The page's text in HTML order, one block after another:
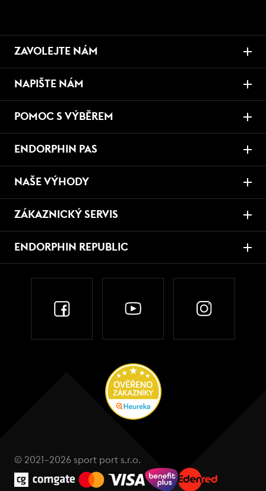
ZAVOLEJTE NÁM
NAPIŠTE NÁM
POMOC S VÝBĚREM
ENDORPHIN PAS
NAŠE VÝHODY
ZÁKAZNICKÝ SERVIS
ENDORPHIN REPUBLIC
© 2021–2026 sport port s.r.o.